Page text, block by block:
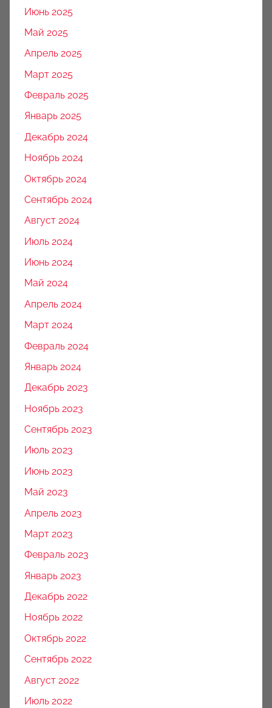
Июнь 2025
Май 2025
Апрель 2025
Март 2025
Февраль 2025
Январь 2025
Декабрь 2024
Ноябрь 2024
Октябрь 2024
Сентябрь 2024
Август 2024
Июль 2024
Июнь 2024
Май 2024
Апрель 2024
Март 2024
Февраль 2024
Январь 2024
Декабрь 2023
Ноябрь 2023
Сентябрь 2023
Июль 2023
Июнь 2023
Май 2023
Апрель 2023
Март 2023
Февраль 2023
Январь 2023
Декабрь 2022
Ноябрь 2022
Октябрь 2022
Сентябрь 2022
Август 2022
Июль 2022